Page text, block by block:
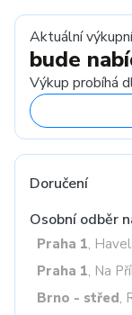
Aktuální
bude
Výkup probíhá
Doručení
Osobní odběr
Praha 1,
Praha 1, Na
Brno - střed,